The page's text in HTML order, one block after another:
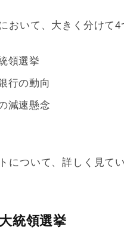
おいて、大きく分けて4
領選挙
行の動向
減速懸念
について、詳しく見て
統領選挙